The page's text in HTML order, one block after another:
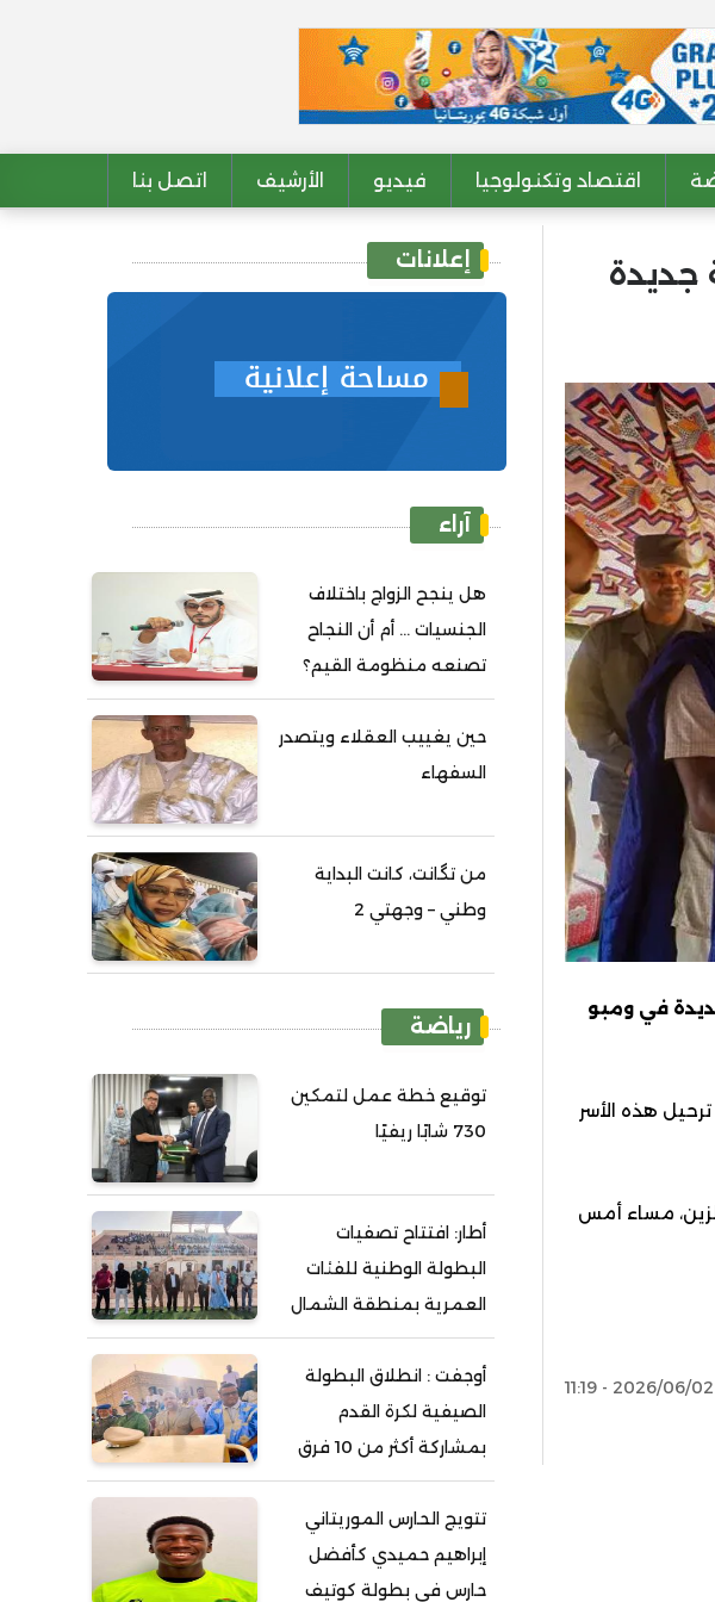
اقتصاد وتكنولوجيا فيديو الأرشيف اتصل بنا
جديدة
إلى توسعة جديدة في ومبو
هذه الأسر
مساء أمس
إعلانات
آراء
هل ينجح الزواج باختلاف
الجنسيات ... أم أن النجاح
تصنعه منظومة القيم؟
حين يغييب العقلاء ويتصدر
السفهاء
من تگانت، كانت البداية
وطني – وجهتي 2
رياضة
توقيع خطة عمل لتمكين
730 شابًا ريفيًا
أطار: افتتاح تصفيات
البطولة الوطنية للفئات
العمرية بمنطقة الشمال
أوجفت : انطلاق البطولة
الصيفية لكرة القدم
بمشاركة أكثر من 10 فرق
تتويج الحارس الموريتاني
إبراهيم حميدي كأفضل
حارس في بطولة كوتيف